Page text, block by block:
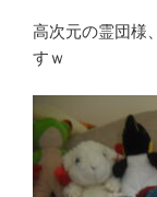
高次元の霊団様
すｗ